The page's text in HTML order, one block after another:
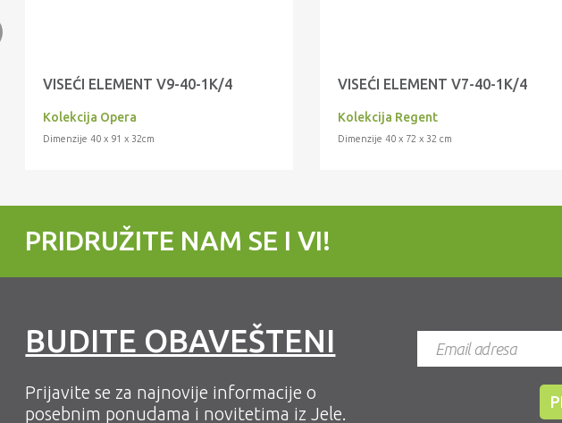
VISEĆI ELEMENT V9-40-1K/4
Kolekcija Opera
Dimenzije 40 x 91 x 32cm
VISEĆI ELEMENT V7-40-1K/4
Kolekcija Regent
Dimenzije 40 x 72 x 32 cm
PRIDRUŽITE NAM SE I VI!
BUDITE OBAVEŠTENI
Prijavite se za najnovije informacije o
posebnim ponudama i novitetima iz Jele.